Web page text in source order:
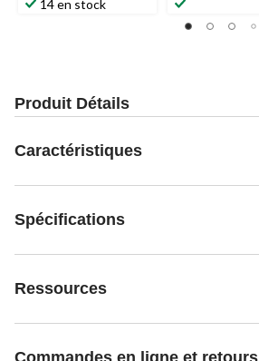
14 en stock
Produit Détails
Caractéristiques
Spécifications
Ressources
Commandes en ligne et retours